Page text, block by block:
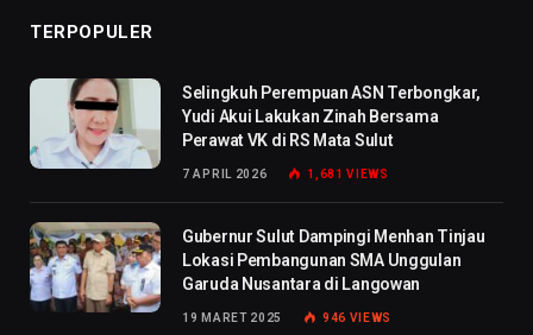
TERPOPULER
Selingkuh Perempuan ASN Terbongkar,
Yudi Akui Lakukan Zinah Bersama
Perawat VK di RS Mata Sulut
7 APRIL 2026 1,681VIEWS
Gubernur Sulut Dampingi Menhan Tinjau
Lokasi Pembangunan SMA Unggulan
Garuda Nusantara di Langowan
19 MARET 2025 946 VIEWS